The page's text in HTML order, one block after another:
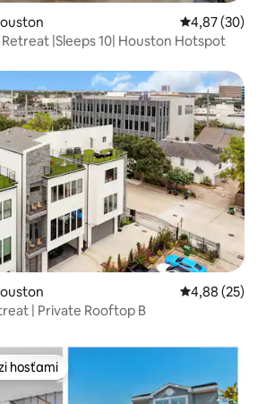
Priemerné
4,87 (30)
|Sleeps 10| Houston Hotspot
Priemerné
4,88 (25)
| Private Rooftop B
hosťami
hosťami